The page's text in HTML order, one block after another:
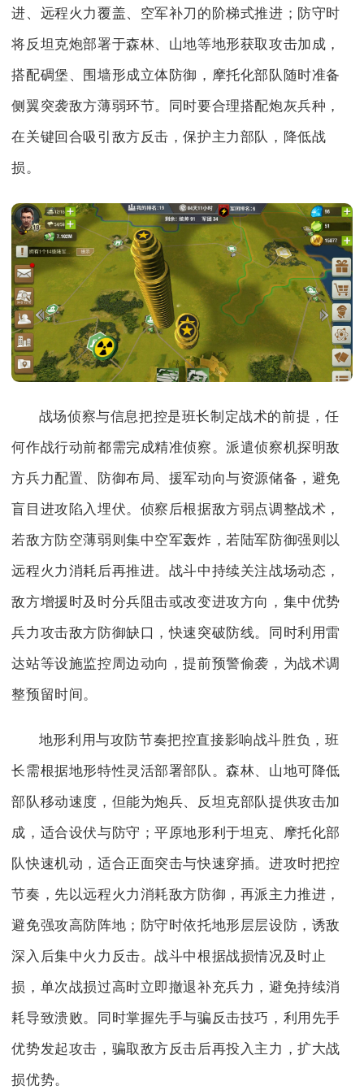
进、远程火力覆盖、空军补刀的阶梯式推进；防守时
将反坦克炮部署于森林、山地等地形获取攻击加成，
搭配碉堡、围墙形成立体防御，摩托化部队随时准备
侧翼突袭敌方薄弱环节。同时要合理搭配炮灰兵种，
在关键回合吸引敌方反击，保护主力部队，降低战
损。
战场侦察与信息把控是班长制定战术的前提，任
何作战行动前都需完成精准侦察。派遣侦察机探明敌
方兵力配置、防御布局、援军动向与资源储备，避免
盲目进攻陷入埋伏。侦察后根据敌方弱点调整战术，
若敌方防空薄弱则集中空军轰炸，若陆军防御强则以
远程火力消耗后再推进。战斗中持续关注战场动态，
敌方增援时及时分兵阻击或改变进攻方向，集中优势
兵力攻击敌方防御缺口，快速突破防线。同时利用雷
达站等设施监控周边动向，提前预警偷袭，为战术调
整预留时间。
地形利用与攻防节奏把控直接影响战斗胜负，班
长需根据地形特性灵活部署部队。森林、山地可降低
部队移动速度，但能为炮兵、反坦克部队提供攻击加
成，适合设伏与防守；平原地形利于坦克、摩托化部
队快速机动，适合正面突击与快速穿插。进攻时把控
节奏，先以远程火力消耗敌方防御，再派主力推进，
避免强攻高防阵地；防守时依托地形层层设防，诱敌
深入后集中火力反击。战斗中根据战损情况及时止
损，单次战损过高时立即撤退补充兵力，避免持续消
耗导致溃败。同时掌握先手与骗反击技巧，利用先手
优势发起攻击，骗取敌方反击后再投入主力，扩大战
损优势。